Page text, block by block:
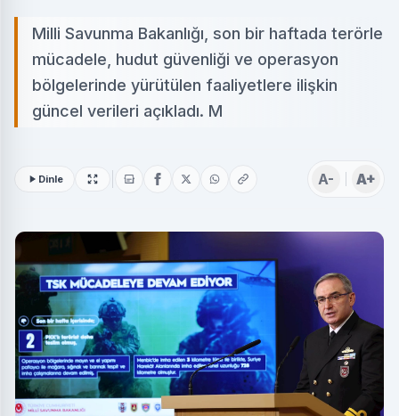
Milli Savunma Bakanlığı, son bir haftada terörle
mücadele, hudut güvenliği ve operasyon
bölgelerinde yürütülen faaliyetlere ilişkin
güncel verileri açıkladı. M
Dinle A- A+